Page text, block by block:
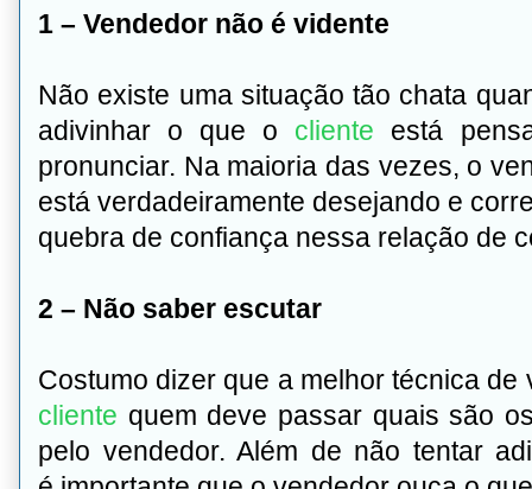
1 – Vendedor não é vidente
Não existe uma situação tão chata
adivinhar o que o cliente está
pronunciar. Na maioria das vezes, o
está verdadeiramente desejando e
quebra de confiança nessa relação de
2 – Não saber escutar
Costumo dizer que a melhor técnica
cliente quem deve passar quais são
pelo vendedor. Além de não tentar